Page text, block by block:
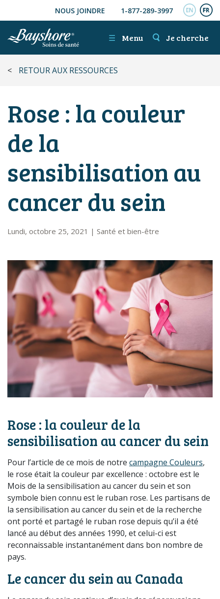
ALLER AU CONTENU PRINCIPAL
NOUS JOINDRE 1-877-289-3997
☰ Menu Je cherche
< RETOUR AUX RESSOURCES
Rose : la couleur
de la
sensibilisation au
cancer du sein
Lundi, octobre 25, 2021 | Santé et bien-être
Rose : la couleur de la
sensibilisation au cancer du sein
Pour l’article de ce mois de notre campagne Couleurs,
le rose était la couleur par excellence : octobre est le
Mois de la sensibilisation au cancer du sein et son
symbole bien connu est le ruban rose. Les partisans de
la sensibilisation au cancer du sein et de la recherche
ont porté et partagé le ruban rose depuis qu’il a été
lancé au début des années 1990, et celui-ci est
reconnaissable instantanément dans bon nombre de
pays.
Le cancer du sein au Canada